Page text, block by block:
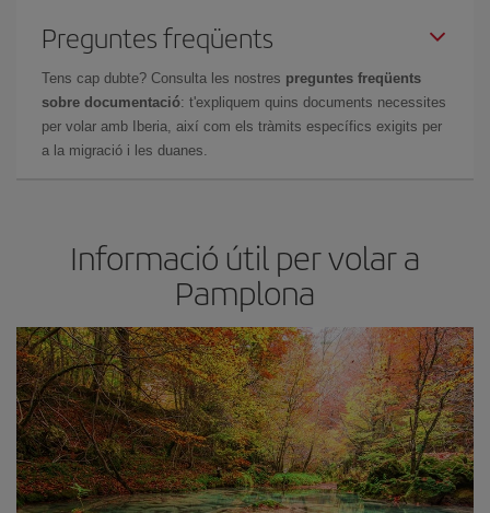
Preguntes freqüents
Tens cap dubte? Consulta les nostres preguntes freqüents
sobre documentació: t'expliquem quins documents necessites
per volar amb Iberia, així com els tràmits específics exigits per
a la migració i les duanes.
Informació útil per volar a
Pamplona